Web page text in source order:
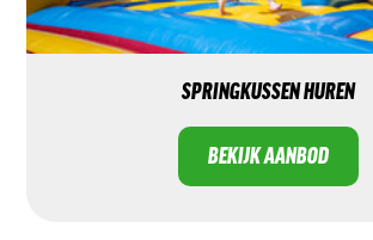
SPRINGKUSSEN HUREN
BEKIJK AANBOD